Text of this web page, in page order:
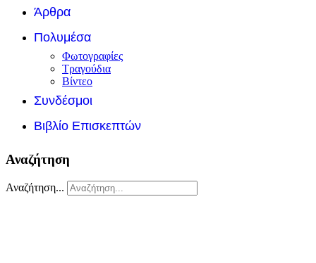
Άρθρα
Πολυμέσα
Φωτογραφίες
Τραγούδια
Βίντεο
Συνδέσμοι
Βιβλίο Επισκεπτών
Αναζήτηση
Αναζήτηση...